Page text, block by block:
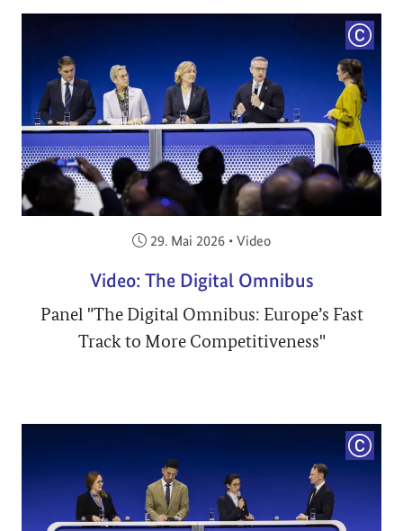
Veröffentlicht am:
29. Mai 2026 • Video
Video: The Digital Omnibus
Panel "The Digital Omnibus: Europe’s Fast
Track to More Competitiveness"